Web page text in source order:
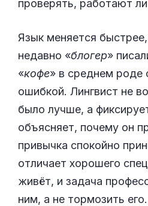
проверять, работают
Язык меняется
недавно «блогер»
«кофе» в среднем роде
ошибкой. Лингвист не
было лучше, а
объясняет, почему он
привычка спокойно
отличает хорошего
живёт, и задача
ним, а не тормозить его.